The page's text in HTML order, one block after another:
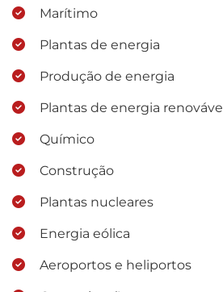
Marítimo
Plantas de energia
Produção de energia
Plantas de energia renovável
Químico
Construção
Plantas nucleares
Energia eólica
Aeroportos e heliportos